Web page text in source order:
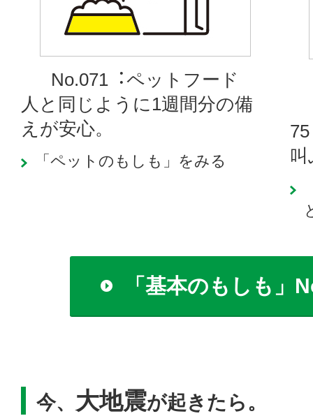
No.071︓ペットフード
人と同じように1週間分の備
えが安心。
「ペットのもしも」をみる
「基本のもしも」
今、 大地震が起きたら。